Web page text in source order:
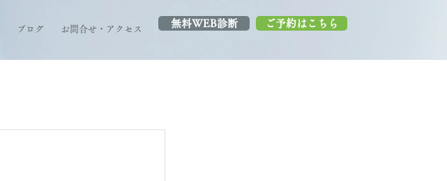
ブログ お問合せ・アクセス
無料WEB診断 ご予約はこちら